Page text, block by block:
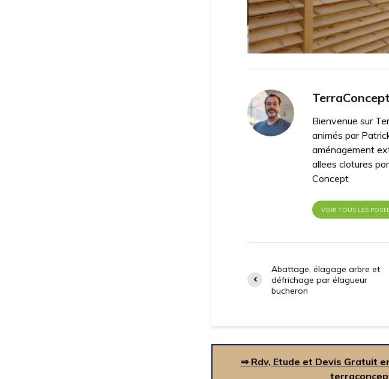
TerraConcept
Bienvenue sur
animés par
aménagement
allees clotures
Concept
VOIR TOUS LES
Abattage, élagage arbre et
défrichage par élagueur
bucheron
⇒ Rdv, Etude et Devis Gratuit